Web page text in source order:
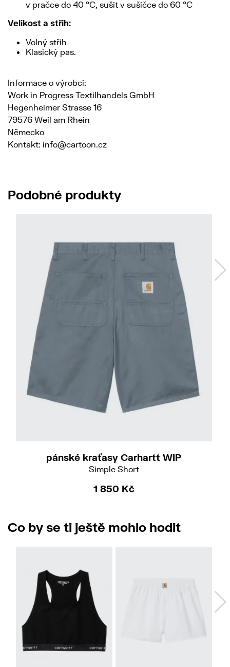
v pračce do 40 °C, sušit v sušičce do 60 °C
Velikost a střih:
Volný střih
Klasický pas.
Informace o výrobci:
Work in Progress Textilhandels GmbH
Hegenheimer Strasse 16
79576 Weil am Rhein
Německo
Kontakt: info@cartoon.cz
Podobné produkty
pánské kraťasy Carhartt WIP
Simple Short
1 850 Kč
Co by se ti ještě mohlo hodit